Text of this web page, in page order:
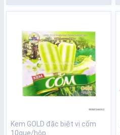
Kem GOLD đặc biệt vị cốm
10que/hộp